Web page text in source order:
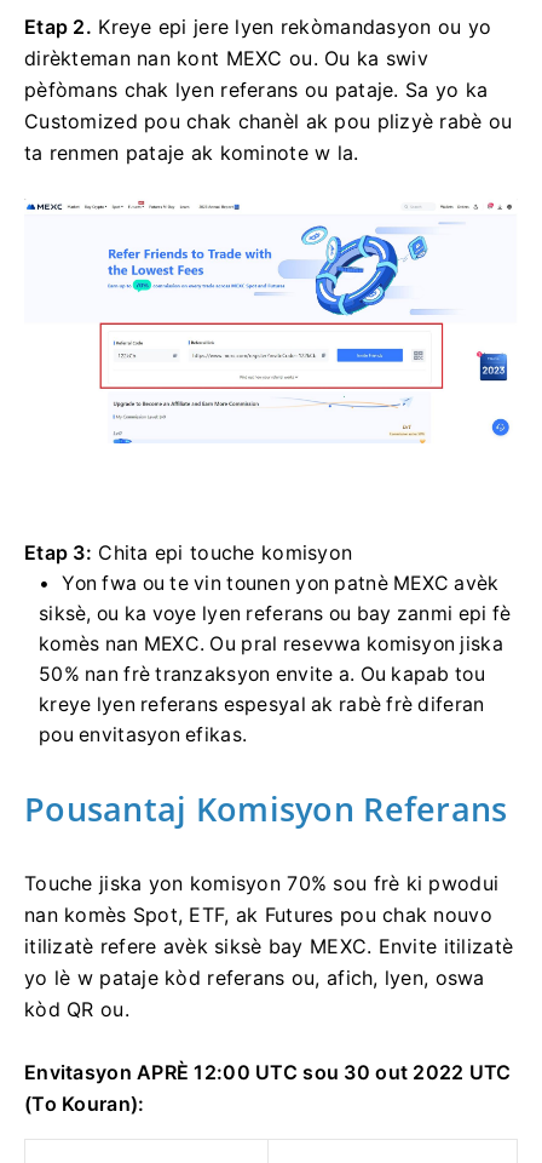
Etap 2. Kreye epi jere lyen rekòmandasyon ou yo
dirèkteman nan kont MEXC ou. Ou ka swiv
pèfòmans chak lyen referans ou pataje. Sa yo ka
Customized pou chak chanèl ak pou plizyè rabè ou
ta renmen pataje ak kominote w la.
Etap 3: Chita epi touche komisyon
Yon fwa ou te vin tounen yon patnè MEXC avèk
siksè, ou ka voye lyen referans ou bay zanmi epi fè
komès nan MEXC. Ou pral resevwa komisyon jiska
50% nan frè tranzaksyon envite a. Ou kapab tou
kreye lyen referans espesyal ak rabè frè diferan
pou envitasyon efikas.
Pousantaj Komisyon Referans
Touche jiska yon komisyon 70% sou frè ki pwodui
nan komès Spot, ETF, ak Futures pou chak nouvo
itilizatè refere avèk siksè bay MEXC. Envite itilizatè
yo lè w pataje kòd referans ou, afich, lyen, oswa
kòd QR ou.
Envitasyon APRÈ 12:00 UTC sou 30 out 2022 UTC
(To Kouran):